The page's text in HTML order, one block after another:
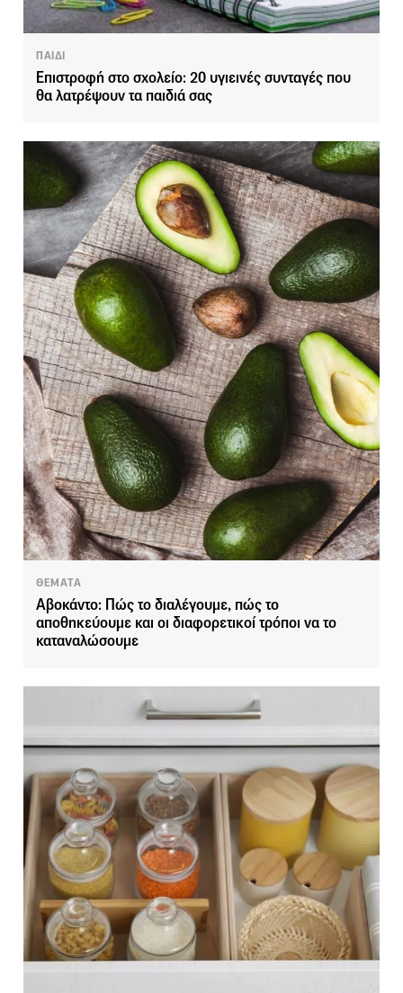
ΠΑΙΔΙ
Επιστροφή στο σχολείο: 20 υγιεινές συνταγές που
θα λατρέψουν τα παιδιά σας
ΘΕΜΑΤΑ
Αβοκάντο: Πώς το διαλέγουμε, πώς το
αποθηκεύουμε και οι διαφορετικοί τρόποι να το
καταναλώσουμε